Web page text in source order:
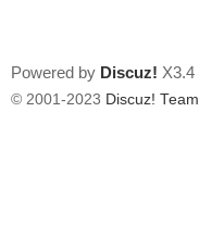
茶
Powered by Discuz! X3.4
© 2001-2023 Discuz! Team